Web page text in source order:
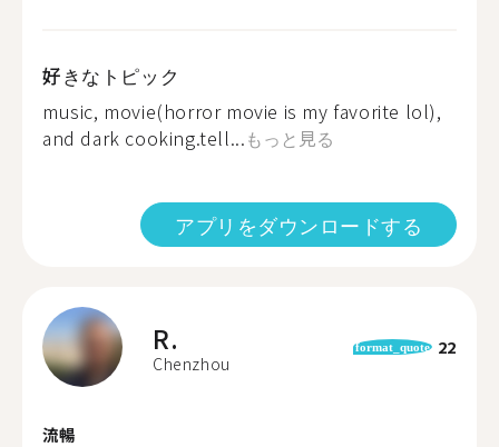
好きなトピック
music, movie(horror movie is my favorite lol),
and dark cooking.tell...もっと見る
アプリをダウンロードする
R.
Chenzhou
format_quote 22
流暢